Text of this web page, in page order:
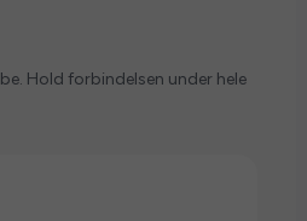
Hold forbindelsen under hele